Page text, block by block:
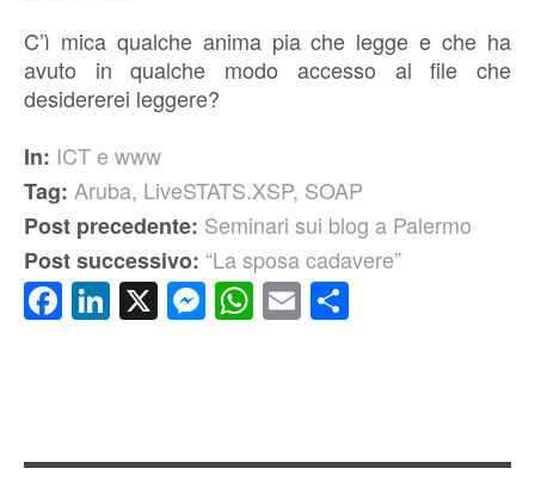
C’ì mica qualche anima pia che legge e che ha
avuto in qualche modo accesso al file che
desidererei leggere?
In: ICT e www
Tag: Aruba, LiveSTATS.XSP, SOAP
Post precedente: Seminari sui blog a Palermo
Post successivo: “La sposa cadavere”
Facebook
LinkedIn
X Messenger
WhatsApp
Email